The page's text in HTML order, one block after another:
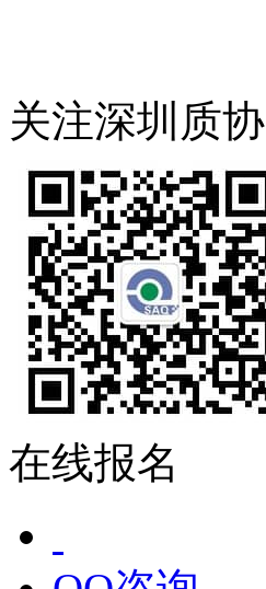
关注深圳质协
在线报名